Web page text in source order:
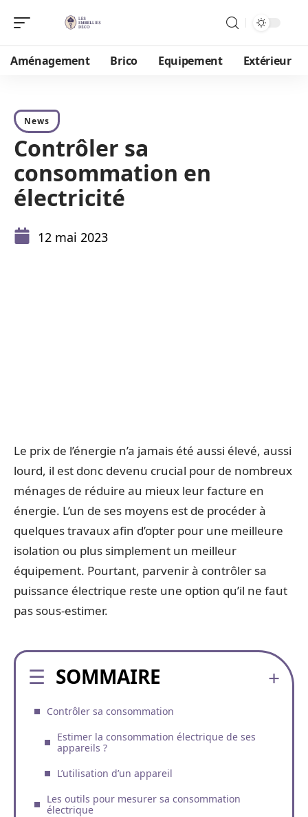
Aménagement Brico Equipement Extérieur
News
Contrôler sa
consommation en
électricité
12 mai 2023
Le prix de l’énergie n’a jamais été aussi élevé, aussi
lourd, il est donc devenu crucial pour de nombreux
ménages de réduire au mieux leur facture en
énergie. L’un de ses moyens est de procéder à
quelques travaux afin d’opter pour une meilleure
isolation ou plus simplement un meilleur
équipement. Pourtant, parvenir à contrôler sa
puissance électrique reste une option qu’il ne faut
pas sous-estimer.
SOMMAIRE
Contrôler sa consommation
Estimer la consommation électrique de ses
appareils ?
L’utilisation d’un appareil
Les outils pour mesurer sa consommation
électrique